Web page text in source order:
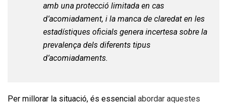
amb una protecció limitada en cas
d’acomiadament, i la manca de claredat en les
estadístiques oficials genera incertesa sobre la
prevalença dels diferents tipus
d’acomiadaments.
Per millorar la situació, és essencial abordar aquestes